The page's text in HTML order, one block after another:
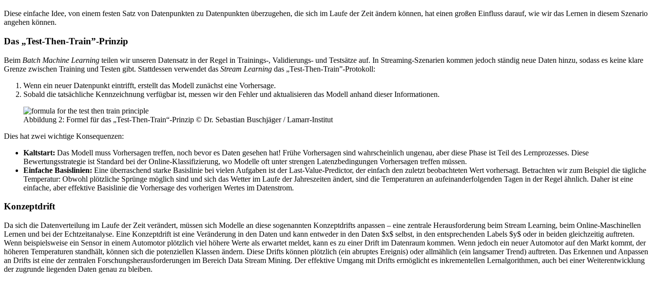
Diese einfache Idee, von einem festen Satz von Datenpunkten zu Datenpunkten überzugehen, die sich im Laufe der Zeit ändern können, hat einen großen Einfluss darauf, wie wir das Lernen in diesem Szenario
angehen können.
Das „Test-Then-Train”-Prinzip
Beim Batch Machine Learning teilen wir unseren Datensatz in der Regel in Trainings-, Validierungs- und Testsätze auf. In Streaming-Szenarien kommen jedoch ständig neue Daten hinzu, sodass es keine klare
Grenze zwischen Training und Testen gibt. Stattdessen verwendet das Stream Learning das „Test-Then-Train”-Protokoll:
Wenn ein neuer Datenpunkt eintrifft, erstellt das Modell zunächst eine Vorhersage.
Sobald die tatsächliche Kennzeichnung verfügbar ist, messen wir den Fehler und aktualisieren das Modell anhand dieser Informationen.
Abbildung 2: Formel für das „Test-Then-Train“-Prinzip © Dr. Sebastian Buschjäger / Lamarr-Institut
Dies hat zwei wichtige Konsequenzen:
Kaltstart: Das Modell muss Vorhersagen treffen, noch bevor es Daten gesehen hat! Frühe Vorhersagen sind wahrscheinlich ungenau, aber diese Phase ist Teil des Lernprozesses. Diese
Bewertungsstrategie ist Standard bei der Online-Klassifizierung, wo Modelle oft unter strengen Latenzbedingungen Vorhersagen treffen müssen.
Einfache Basislinien: Eine überraschend starke Basislinie bei vielen Aufgaben ist der Last-Value-Predictor, der einfach den zuletzt beobachteten Wert vorhersagt. Betrachten wir zum Beispiel die tägliche
Temperatur: Obwohl plötzliche Sprünge möglich sind und sich das Wetter im Laufe der Jahreszeiten ändert, sind die Temperaturen an aufeinanderfolgenden Tagen in der Regel ähnlich. Daher ist eine
einfache, aber effektive Basislinie die Vorhersage des vorherigen Wertes im Datenstrom.
Konzeptdrift
Da sich die Datenverteilung im Laufe der Zeit verändert, müssen sich Modelle an diese sogenannten Konzeptdrifts anpassen – eine zentrale Herausforderung beim Stream Learning, beim Online-Maschinellen
Lernen und bei der Echtzeitanalyse. Eine Konzeptdrift ist eine Veränderung in den Daten und kann entweder in den Daten $x$ selbst, in den entsprechenden Labels $y$ oder in beiden gleichzeitig auftreten.
Wenn beispielsweise ein Sensor in einem Automotor plötzlich viel höhere Werte als erwartet meldet, kann es zu einer Drift im Datenraum kommen. Wenn jedoch ein neuer Automotor auf den Markt kommt, der
höheren Temperaturen standhält, können sich die potenziellen Klassen ändern. Diese Drifts können plötzlich (ein abruptes Ereignis) oder allmählich (ein langsamer Trend) auftreten. Das Erkennen und Anpassen
an Drifts ist eine der zentralen Forschungsherausforderungen im Bereich Data Stream Mining. Der effektive Umgang mit Drifts ermöglicht es inkrementellen Lernalgorithmen, auch bei einer Weiterentwicklung
der zugrunde liegenden Daten genau zu bleiben.